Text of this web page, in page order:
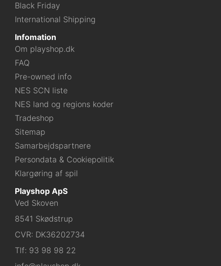
Black Friday
International Shipping
Infomation
Om playshop.dk
FAQ
Pre-owned info
NES SCN liste
NES land og regions koder
Tradeshop
Sitemap
Samarbejdspartnere
Persondata & Cookiepolitik
Klargøring af spil
Playshop ApS
Ved Skoven
8541 Skødstrup
CVR: DK36202734
Tlf: 93 98 98 22